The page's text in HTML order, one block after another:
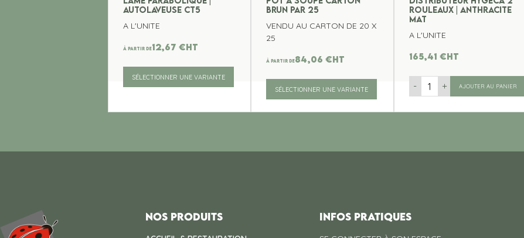
AUTOLAVEUSE CT5
A L'UNITE
À partir de12,67€ht
SÉLECTIONNER UNE VARIANTE
BRUN PAR 25
VENDU AU CARTON DE 20 X
25
À partir de84,06€ht
SÉLECTIONNER UNE VARIANTE
ROULEAUX | ANTHRACITE
MAT
A L'UNITE
165,41 €ht
- + AJOUTER AU PANIER
Nos produits INFOS PRATIQUES